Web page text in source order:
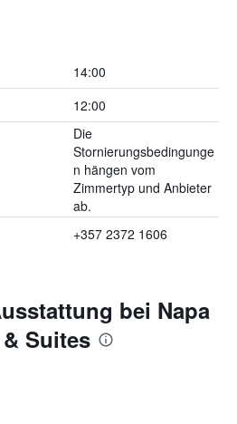
14:00
12:00
Die
Stornierungsbedingunge
n hängen vom
Zimmertyp und Anbieter
ab.
+357 2372 1606
bei Napa
Suites